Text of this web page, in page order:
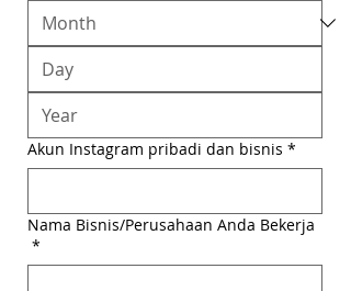
Akun Instagram pribadi dan bisnis *
Nama Bisnis/Perusahaan Anda Bekerja
*